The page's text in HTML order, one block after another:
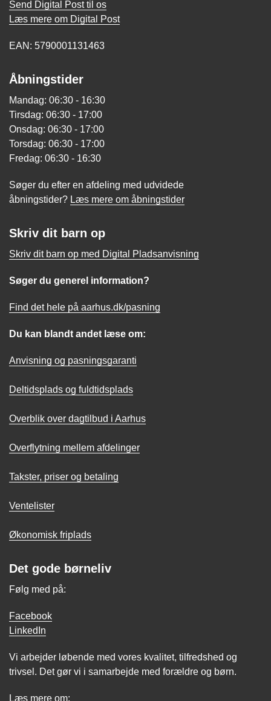
Send Digital Post til os
Læs mere om Digital Post
EAN: 5790001131463
Åbningstider
Mandag: 06:30 - 16:30
Tirsdag: 06:30 - 17:00
Onsdag: 06:30 - 17:00
Torsdag: 06:30 - 17:00
Fredag: 06:30 - 16:30
Søger du efter en afdeling med udvidede
åbningstider? Læs mere om åbningstider
Skriv dit barn op
Skriv dit barn op med Digital Pladsanvisning
Søger du generel information?
Find det hele på aarhus.dk/pasning
Du kan blandt andet læse om:
Anvisning og pasningsgaranti
Deltidsplads og fuldtidsplads
Overblik over dagtilbud i Aarhus
Overflytning mellem afdelinger
Takster, priser og betaling
Ventelister
Økonomisk friplads
Det gode børneliv
Følg med på:
Facebook
LinkedIn
Vi arbejder løbende med vores kvalitet, tilfredshed og
trivsel. Det gør vi i samarbejde med forældre og børn.
Læs mere om: